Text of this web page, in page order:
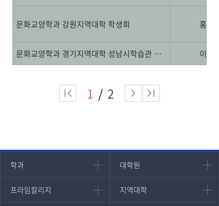
문화교양학과 강원지역대학 학생회 홍영
문화교양학과 경기지역대학 성남시학습관 학생회 이기
1 2
학과
인문과학대학
국어국문학과
영어영문학과
대학원
대학원
대학원
경영대학원
프라임칼리지
프라임칼리지
학사학위과정
지역대학
지역대학
지역대학 포털